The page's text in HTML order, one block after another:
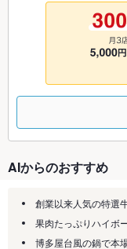
AIからのおすすめ
創業以来人気の特選
果肉たっぷりハイボ
博多屋台風の鍋で本